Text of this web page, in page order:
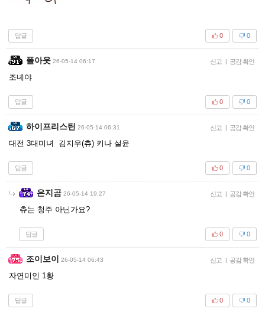
답글 0
0
폴아웃 26-05-14 06:17 신고 | 공감 확인
조녜야
답글 0
0
하이프리스틴 26-05-14 06:31 신고 | 공감 확인
대전 3대미녀 김지우(츄) 키나 설윤
답글 0
0
은지곰 26-05-14 19:27 신고 | 공감 확인
츄는 청주 아닌가요?
답글 0
0
조이보이 26-05-14 06:43 신고 | 공감 확인
자연미인 1황
답글 0
0